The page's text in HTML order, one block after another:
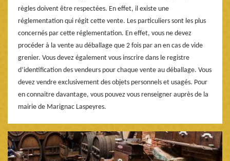
règles doivent être respectées. En effet, il existe une
réglementation qui régit cette vente. Les particuliers sont les plus
concernés par cette réglementation. En effet, vous ne devez
procéder à la vente au déballage que 2 fois par an en cas de vide
grenier. Vous devez également vous inscrire dans le registre
d’identification des vendeurs pour chaque vente au déballage. Vous
devez vendre exclusivement des objets personnels et usagés. Pour
en connaitre davantage, vous pouvez vous renseigner auprès de la
mairie de Marignac Laspeyres.